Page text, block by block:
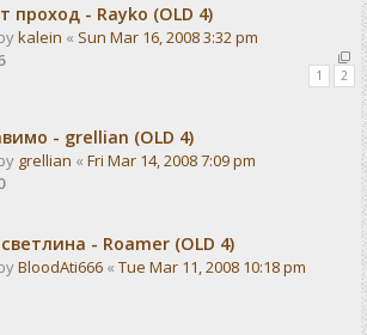
проход - Rayko (OLD 4)
kalein « Sun Mar 16, 2008 3:32 pm
1 2
- grellian (OLD 4)
grellian « Fri Mar 14, 2008 7:09 pm
- Rоаmer (OLD 4)
BloodAti666 « Tue Mar 11, 2008 10:18 pm